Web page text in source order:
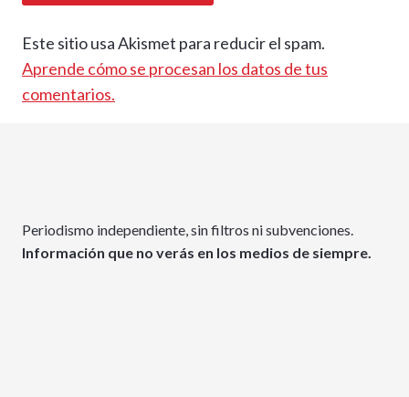
Este sitio usa Akismet para reducir el spam.
Aprende cómo se procesan los datos de tus
comentarios.
Periodismo independiente, sin filtros ni subvenciones.
Información que no verás en los medios de siempre.